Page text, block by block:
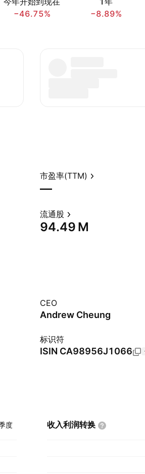
−46.75%
−8.89%
市盈率(TTM)
—
流通股
‪94.49 M‬
CEO
Andrew Cheung
标识符
ISIN CA98956J1066
度 收入利润转换